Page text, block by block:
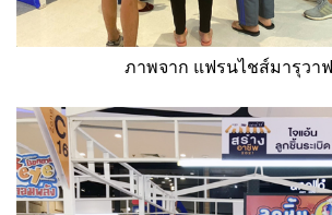
ภาพจาก แฟรนไชส์มารุวา